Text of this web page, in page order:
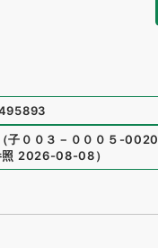
（子００３－０００５-0020
2026-08-08）